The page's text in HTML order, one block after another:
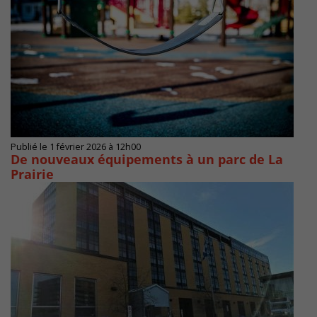
Publié le 1 février 2026 à 12h00
De nouveaux équipements à un parc de La
Prairie